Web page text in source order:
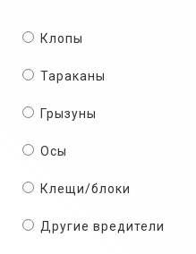
Клопы
Тараканы
Грызуны
Осы
Клещи/блоки
Другие вредители